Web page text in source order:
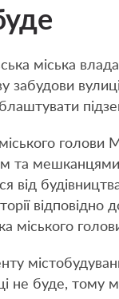
міська
забудови
та
від
міського
не буде, тому